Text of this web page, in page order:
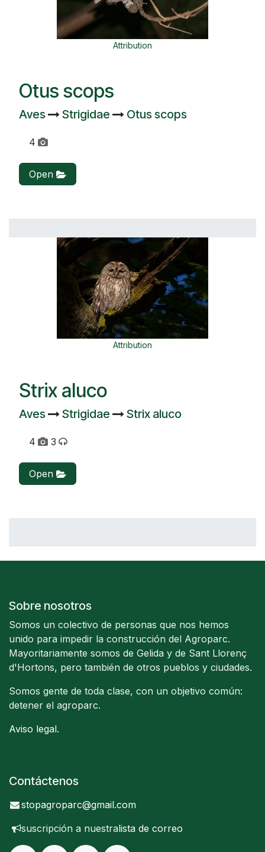
Attribution
Otus scops
Aves Strigidae Otus scops
4
Open
Attribution
Strix aluco
Aves Strigidae Strix aluco
4 3
Open
Sobre nosotros
Somos un colectivo de personas que nos hemos
unido para impedir la construcción del Agroparc.
Mayoritariamente somos de Gelida y de Sant Llorenç
d'Hortons, pero también de otros pueblos y ciudades.
Somos gente de toda clase, con un objetivo común:
detener el agroparc.
Aviso legal.
Contáctenos
stopagroparc@gmail.com
suscripción a nuestralista de correo